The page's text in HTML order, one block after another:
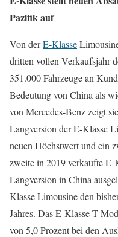
Pazifik auf
Von derE-Klasse
dritten vollen Verkaufsjahr
351.000 Fahrzeuge an
Bedeutung von China als
von Mercedes-Benz zeigt
Langversion der E-Klasse
neuen Höchstwert und ein
zweite in 2019 verkaufte
Langversion in China
Klasse Limousine den
Jahres. Das E-Klasse T-
von 5,0 Prozent bei den